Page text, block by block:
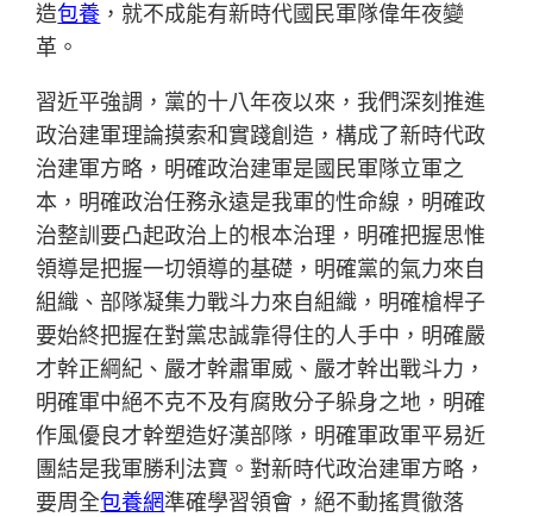
造包養 ，就不成能有新時代國民軍隊偉年夜變
革。
習近平強調，黨的十八年夜以來，我們深刻推進
政治建軍理論摸索和實踐創造，構成了新時代政
治建軍方略，明確政治建軍是國民軍隊立軍之
本，明確政治任務永遠是我軍的性命線，明確政
治整訓要凸起政治上的根本治理，明確把握思惟
領導是把握一切領導的基礎，明確黨的氣力來自
組織、部隊凝集力戰斗力來自組織，明確槍桿子
要始終把握在對黨忠誠靠得住的人手中，明確嚴
才幹正綱紀、嚴才幹肅軍威、嚴才幹出戰斗力，
明確軍中絕不克不及有腐敗分子躲身之地，明確
作風優良才幹塑造好漢部隊，明確軍政軍平易近
團結是我軍勝利法寶。對新時代政治建軍方略，
要周全包養網準確學習領會，絕不動搖貫徹落